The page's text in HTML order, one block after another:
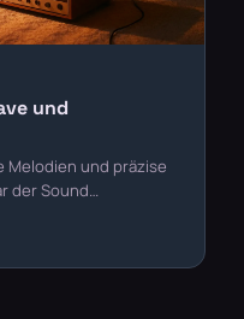
und
Melodien und präzise
der Sound…